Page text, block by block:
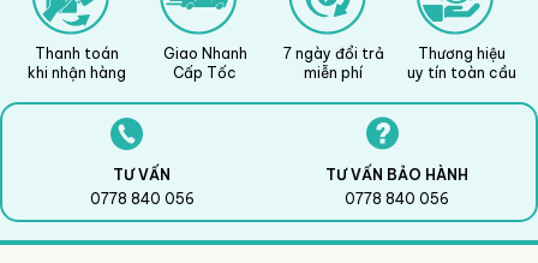
Thanh toán
khi nhận hàng
Giao Nhanh
Cấp Tốc
7 ngày đổi trả
miễn phí
Thương hiệu
uy tín toàn cầu
TƯ VẤN
0778 840 056
TƯ VẤN BẢO HÀNH
0778 840 056